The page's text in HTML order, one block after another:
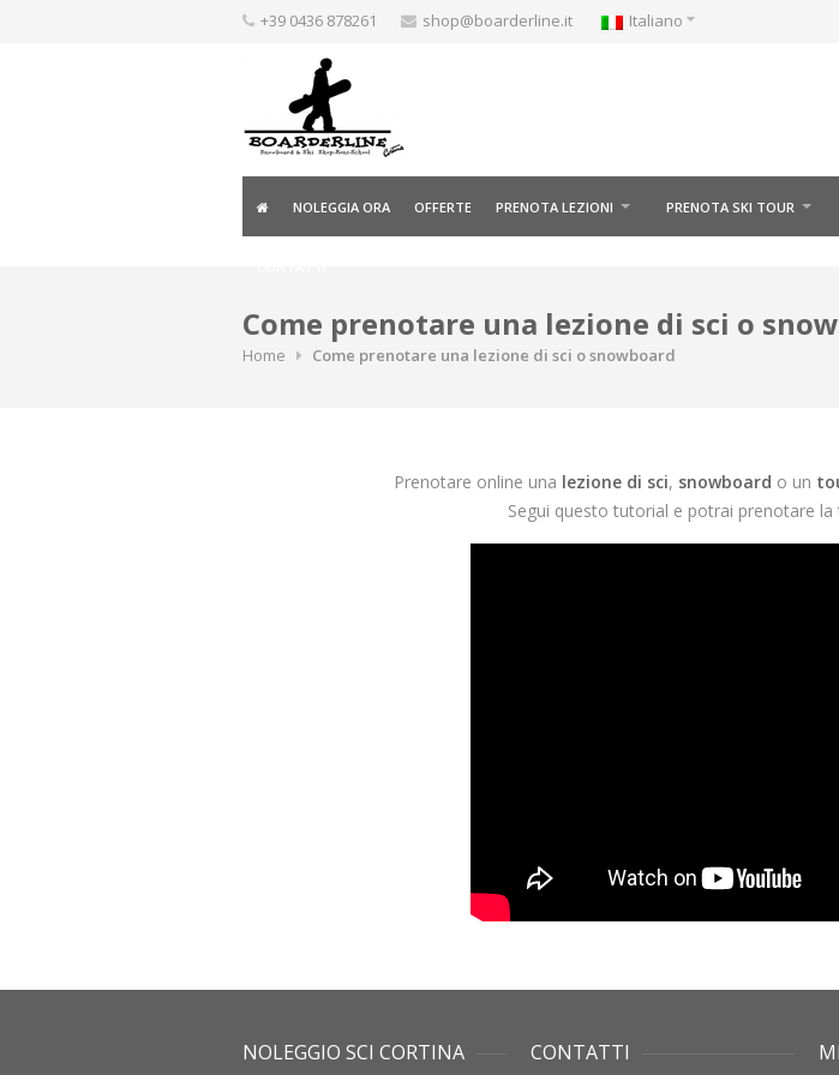
+39 0436 878261 shop@boarderline.it Italiano
NOLEGGIA ORA OFFERTE PRENOTA LEZIONI PRENOTA SKI TOUR
Come prenotare una lezione di sci o
Home Come prenotare una lezione di sci o snowboard
Prenotare online una lezione di sci, snowboard o un
Segui questo tutorial e potrai prenotare
NOLEGGIO SCI CORTINA CONTATTI